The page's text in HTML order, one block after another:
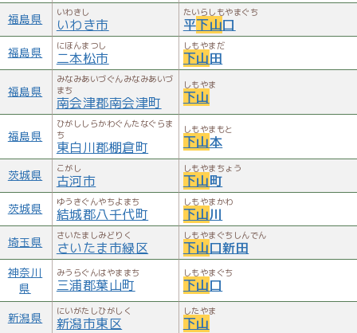
福島県 いわきし
いわき市
たいらしもやまぐち
平下山口
福島県 にほんまつし
二本松市
しもやまだ
下山田
福島県
みなみあいづぐんみなみあいづ
まち
南会津郡南会津町
しもやま
下山
福島県
ひがししらかわぐんたなぐらま
ち
東白川郡棚倉町
しもやまもと
下山本
茨城県 こがし
古河市
しもやまちょう
下山町
茨城県 ゆうきぐんやちよまち
結城郡八千代町
しもやまかわ
下山川
埼玉県 さいたましみどりく
さいたま市緑区
しもやまぐちしんでん
下山口新田
神奈川
県
みうらぐんはやままち
三浦郡葉山町
しもやまぐち
下山口
新潟県 にいがたしひがしく
新潟市東区
したやま
下山